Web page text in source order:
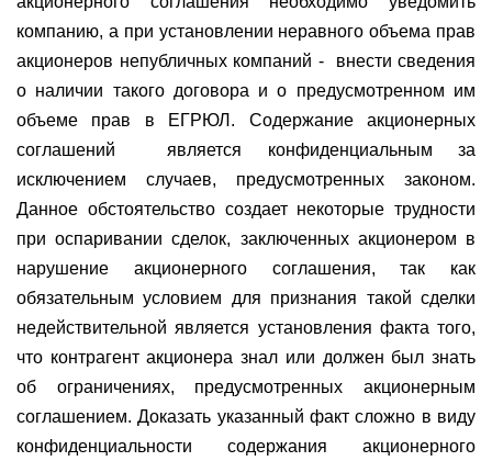
компанию, а при установлении неравного объема прав
акционеров непубличных компаний -
внести сведения
о наличии такого договора и о предусмотренном им
объеме прав в ЕГРЮЛ. Содержание акционерных
соглашений
является конфиденциальным за
исключением случаев, предусмотренных законом.
Данное обстоятельство создает некоторые трудности
при оспаривании сделок, заключенных акционером в
нарушение акционерного соглашения, так как
обязательным условием для признания такой сделки
недействительной является установления факта того,
что контрагент акционера знал или должен был знать
об ограничениях, предусмотренных акционерным
соглашением. Доказать указанный факт сложно в виду
конфиденциальности содержания акционерного